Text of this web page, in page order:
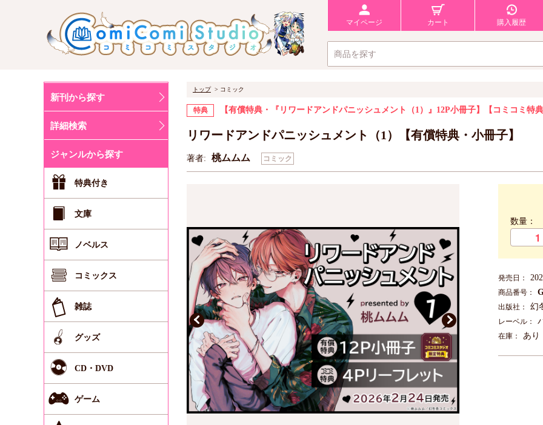
マイページ カート 購入履歴
新刊から探す
詳細検索
ジャンルから探す
特典付き
文庫
ノベルス
コミックス
雑誌
グッズ
CD・DVD
ゲーム
トップ コミック
特典 【有償特典・『リワードアンドパニッシュメント（1）』12P小冊子】 【コミコミ特
リワードアンドパニッシュメント（1）【有償特典・小冊子】
著者: 桃ムムム コミック
数量：
発売日：
商品番号：
出版社： 幻
レーベル：
在庫： あり